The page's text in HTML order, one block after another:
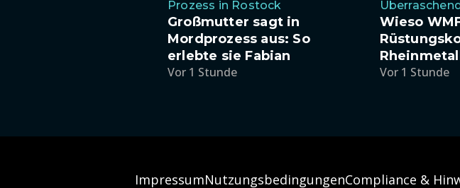
Prozess in Rostock
Großmutter sagt in
Mordprozess aus: So
erlebte sie Fabian
Vor 1 Stunde
Wieso
Vor 1 Stunde
ImpressumNutzungsbedingungenCompliance &